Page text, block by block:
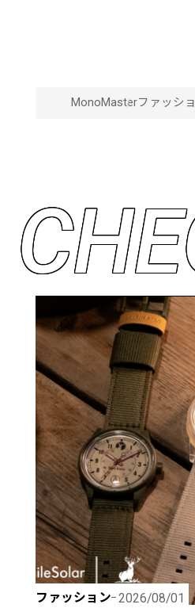
MonoMasterファッシ
CHE
ファッション 2026/08/01